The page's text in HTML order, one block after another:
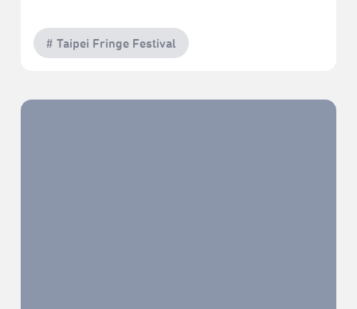
# Taipei Fringe Festival
潛入意識之海｜2022臺北藝穗節《轉譯日常》